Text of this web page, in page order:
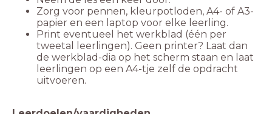
Zorg voor pennen, kleurpotloden, A4- of A3-
Print eventueel het werkblad (één per
tweetal leerlingen). Geen printer? Laat dan
de werkblad-dia op het scherm staan en laat
leerlingen op een A4-tje zelf de opdracht
uitvoeren.